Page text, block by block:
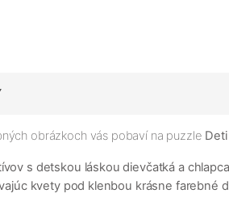
obrázkoch vás pobaví na puzzle
s detskou láskou dievčatká a
kvety pod klenbou krásne